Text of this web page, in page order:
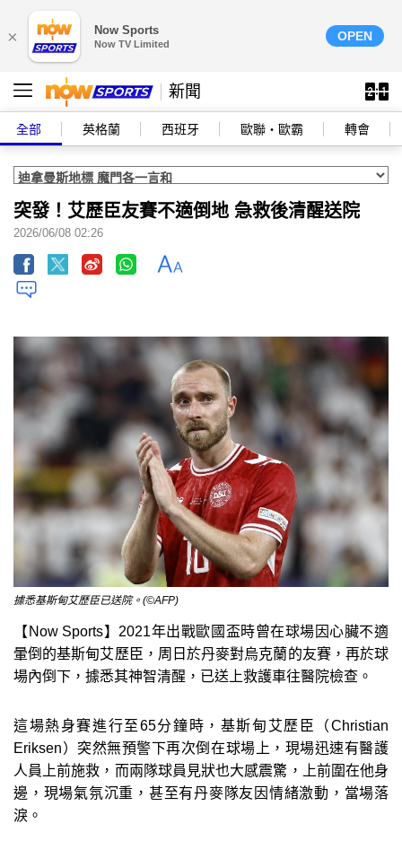
× Now Sports
Now TV Limited
OPEN
新聞
全部 英格蘭 西班牙 歐聯‧歐霸 轉會
突發！艾歷臣友賽不適倒地 急救後清醒送院
2026/06/08 02:26
據悉基斯甸艾歷臣已送院。(©AFP)
【Now Sports】2021年出戰歐國盃時曾在球場因心臟不適
暈倒的基斯甸艾歷臣，周日於丹麥對烏克蘭的友賽，再於球
場內倒下，據悉其神智清醒，已送上救護車往醫院檢查。
這場熱身賽進行至65分鐘時，基斯甸艾歷臣（Christian
Eriksen）突然無預警下再次倒在球場上，現場迅速有醫護
人員上前施救，而兩隊球員見狀也大感震驚，上前圍在他身
邊，現場氣氛沉重，甚至有丹麥隊友因情緒激動，當場落
淚。